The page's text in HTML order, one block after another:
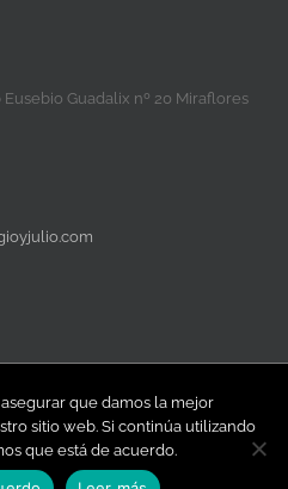
Eusebio Guadalix nº 20 Miraflores
y Julio | Información| Política de
InstagramYouTube
que damos la mejor
sitio web. Si continúa utilizando
que está de acuerdo.